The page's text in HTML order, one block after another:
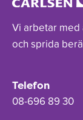
Vi arbetar med
och sprida
Telefon
08-696 89 30